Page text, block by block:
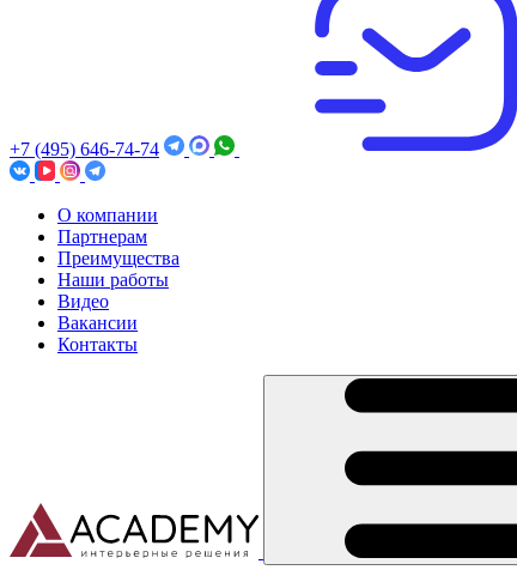
+7 (495) 646-74-74
О компании
Партнерам
Преимущества
Наши работы
Видео
Вакансии
Контакты